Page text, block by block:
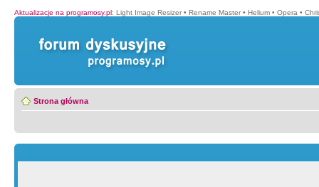
Aktualizacje na programosy.pl: Light Image Resizer • Rename Master • Helium • Opera •
Strona główna